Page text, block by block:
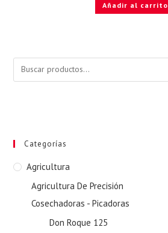
Añadir al carrito
Categorías
Agricultura
Agricultura De Precisión
Cosechadoras - Picadoras
Don Roque 125